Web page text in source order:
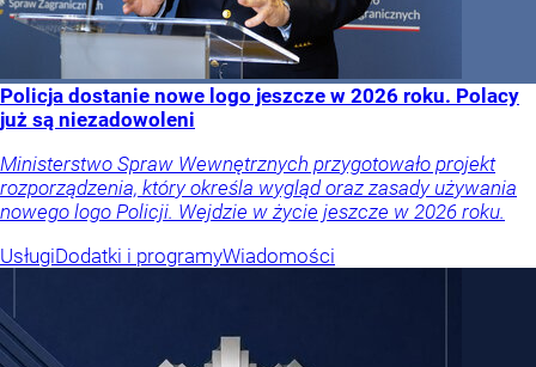
Policja dostanie nowe logo jeszcze w 2026 roku. Polacy
już są niezadowoleni
Ministerstwo Spraw Wewnętrznych przygotowało projekt
rozporządzenia, który określa wygląd oraz zasady używania
nowego logo Policji. Wejdzie w życie jeszcze w 2026 roku.
UsługiDodatki i programyWiadomości